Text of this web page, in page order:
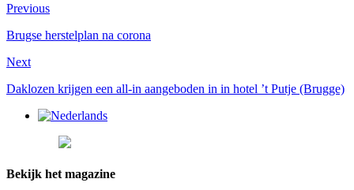
Previous
Brugse herstelplan na corona
Next
Daklozen krijgen een all-in aangeboden in in hotel ’t Putje (Brugge)
Bekijk het magazine